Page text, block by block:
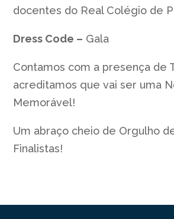
docentes do Real Colégio de
Dress Code – Gala
Contamos com a presença de
acreditamos que vai ser uma
Memorável!
Um abraço cheio de Orgulho
Finalistas!